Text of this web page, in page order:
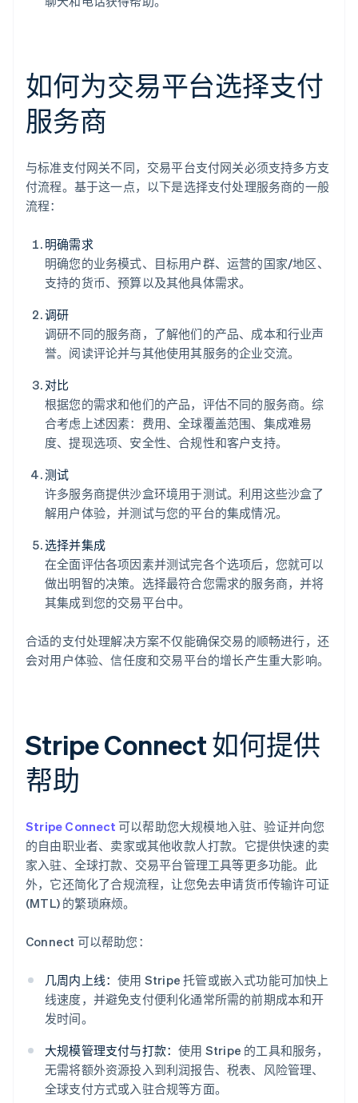
如何为交易平台选择支付
服务商
与标准支付网关不同，交易平台支付网关必须支持多方支
付流程。基于这一点，以下是选择支付处理服务商的一般
流程：
明确需求
明确您的业务模式、目标用户群、运营的国家/地区、
支持的货币、预算以及其他具体需求。
调研
调研不同的服务商，了解他们的产品、成本和行业声
誉。阅读评论并与其他使用其服务的企业交流。
对比
根据您的需求和他们的产品，评估不同的服务商。综
合考虑上述因素：费用、全球覆盖范围、集成难易
度、提现选项、安全性、合规性和客户支持。
测试
许多服务商提供沙盒环境用于测试。利用这些沙盒了
解用户体验，并测试与您的平台的集成情况。
选择并集成
在全面评估各项因素并测试完各个选项后，您就可以
做出明智的决策。选择最符合您需求的服务商，并将
其集成到您的交易平台中。
合适的支付处理解决方案不仅能确保交易的顺畅进行，还
会对用户体验、信任度和交易平台的增长产生重大影响。
Stripe Connect 如何提供
帮助
Stripe Connect 可以帮助您大规模地入驻、验证并向您
的自由职业者、卖家或其他收款人打款。它提供快速的卖
家入驻、全球打款、交易平台管理工具等更多功能。此
外，它还简化了合规流程，让您免去申请货币传输许可证
(MTL) 的繁琐麻烦。
Connect 可以帮助您：
几周内上线：使用 Stripe 托管或嵌入式功能可加快上
线速度，并避免支付便利化通常所需的前期成本和开
发时间。
大规模管理支付与打款：使用 Stripe 的工具和服务，
无需将额外资源投入到利润报告、税表、风险管理、
全球支付方式或入驻合规等方面。